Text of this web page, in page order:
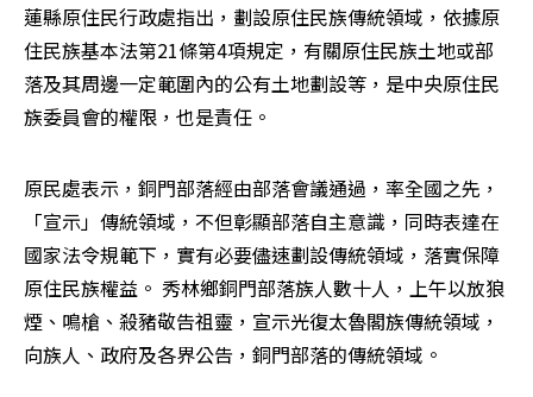
蓮縣原住民行政處指出，劃設原住民族傳統領域，依據原
住民族基本法第21條第4項規定，有關原住民族土地或部
落及其周邊一定範圍內的公有土地劃設等，是中央原住民
族委員會的權限，也是責任。
原民處表示，銅門部落經由部落會議通過，率全國之先，
「宣示」傳統領域，不但彰顯部落自主意識，同時表達在
國家法令規範下，實有必要儘速劃設傳統領域，落實保障
原住民族權益。 秀林鄉銅門部落族人數十人，上午以放狼
煙、鳴槍、殺豬敬告祖靈，宣示光復太魯閣族傳統領域，
向族人、政府及各界公告，銅門部落的傳統領域。